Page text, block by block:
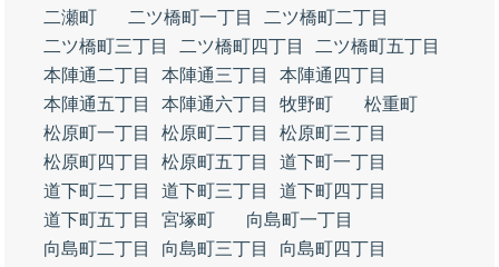
二瀬町
二ツ橋町一丁目
二ツ橋町二丁目
二ツ橋町三丁目
二ツ橋町四丁目
二ツ橋町五丁目
本陣通二丁目
本陣通三丁目
本陣通四丁目
本陣通五丁目
本陣通六丁目 牧野町
松重町
松原町一丁目
松原町二丁目
松原町三丁目
松原町四丁目
松原町五丁目
道下町一丁目
道下町二丁目
道下町三丁目
道下町四丁目
道下町五丁目
宮塚町
向島町一丁目
向島町二丁目
向島町三丁目
向島町四丁目